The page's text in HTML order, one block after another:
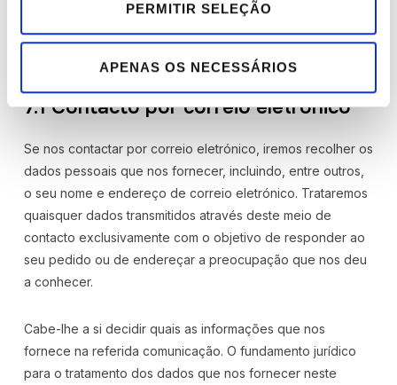
PERMITIR SELEÇÃO
APENAS OS NECESSÁRIOS
contacto connosco, incluindo, entre outros, o endereço de
correio eletrónico disponível no nosso website e o
contacto telefónico.
7.1 Contacto por correio eletrónico
Se nos contactar por correio eletrónico, iremos recolher os
dados pessoais que nos fornecer, incluindo, entre outros,
o seu nome e endereço de correio eletrónico. Trataremos
quaisquer dados transmitidos através deste meio de
contacto exclusivamente com o objetivo de responder ao
seu pedido ou de endereçar a preocupação que nos deu
a conhecer.
Cabe-lhe a si decidir quais as informações que nos
fornece na referida comunicação. O fundamento jurídico
para o tratamento dos dados que nos fornecer neste